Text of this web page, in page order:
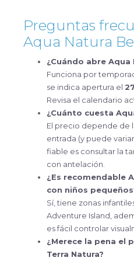
Preguntas
Aqua Natura
¿Cuándo abre
Funciona por
se indica apertura el
Revisa el calendario
¿Cuánto cuesta
El precio depende de
entrada (y puede
fiable es consultar la
con antelación.
¿Es recomendable
con niños
Sí, tiene zonas
Adventure Island,
es fácil controlar
¿Merece la pena el
Terra Natura?